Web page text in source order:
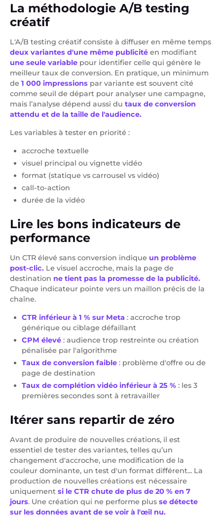
La méthodologie A/B testing
créatif
L'A/B testing créatif consiste à diffuser en même temps
deux variantes d'une même publicité en modifiant
une seule variable pour identifier celle qui génère le
meilleur taux de conversion. En pratique, un minimum
de 1 000 impressions par variante est souvent cité
comme seuil de départ pour analyser une campagne,
mais l’analyse dépend aussi du taux de conversion
attendu et de la taille de l'audience.
Les variables à tester en priorité :
accroche textuelle
visuel principal ou vignette vidéo
format (statique vs carrousel vs vidéo)
call-to-action
durée de la vidéo
Lire les bons indicateurs de
performance
Un CTR élevé sans conversion indique un problème
post-clic. Le visuel accroche, mais la page de
destination ne tient pas la promesse de la publicité.
Chaque indicateur pointe vers un maillon précis de la
chaîne.
CTR inférieur à 1 % sur Meta : accroche trop
générique ou ciblage défaillant
CPM élevé : audience trop restreinte ou création
pénalisée par l'algorithme
Taux de conversion faible : problème d'offre ou de
page de destination
Taux de complétion vidéo inférieur à 25 % : les 3
premières secondes sont à retravailler
Itérer sans repartir de zéro
Avant de produire de nouvelles créations, il est
essentiel de tester des variantes, telles qu’un
changement d'accroche, une modification de la
couleur dominante, un test d'un format différent... La
production de nouvelles créations est nécessaire
uniquement si le CTR chute de plus de 20 % en 7
jours. Une création qui ne performe plus se détecte
sur les données avant de se voir à l'œil nu.